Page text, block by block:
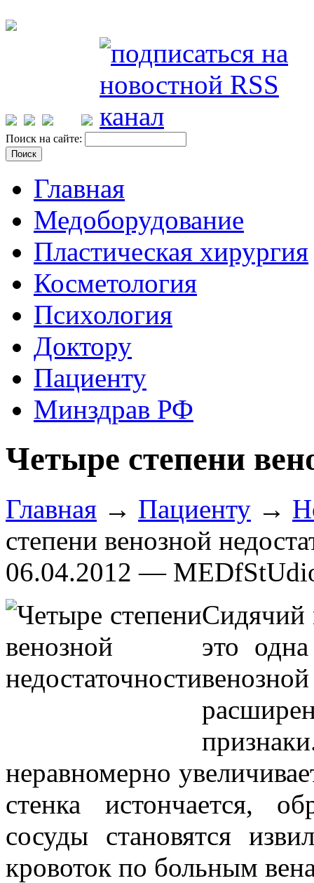
Поиск на сайте:
Главная
Медоборудование
Пластическая хирургия
Косметология
Психология
Доктору
Пациенту
Минздрав РФ
Четыре степени
Главная → Пациенту →
степени венозной
06.04.2012 —
Сидячий
это
неравномерно
стенка истончается,
сосуды становятся
кровоток по больным